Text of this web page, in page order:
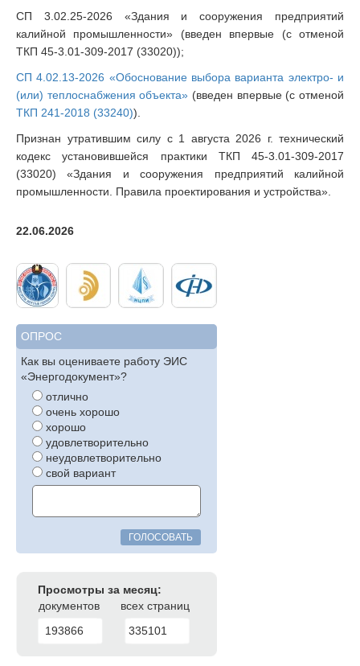
СП 3.02.25-2026 «Здания и сооружения предприятий
калийной промышленности» (введен впервые (с отменой
ТКП 45-3.01-309-2017 (33020));
СП 4.02.13-2026 «Обоснование выбора варианта электро- и
(или) теплоснабжения объекта» (введен впервые (с отменой
ТКП 241-2018 (33240)).
Признан утратившим силу с 1 августа 2026 г. технический
кодекс установившейся практики ТКП 45-3.01-309-2017
(33020) «Здания и сооружения предприятий калийной
промышленности. Правила проектирования и устройства».
22.06.2026
ОПРОС
Как вы оцениваете работу ЭИС
«Энергодокумент»?
отлично
очень хорошо
хорошо
удовлетворительно
неудовлетворительно
свой вариант
ГОЛОСОВАТЬ
Просмотры за месяц:
документов
всех страниц
193866
335101